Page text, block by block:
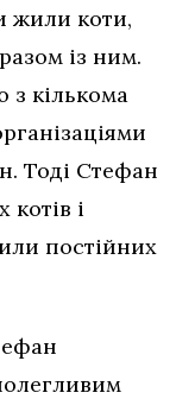
жили коти,
із ним.
з кількома
Тоді Стефан
і
постійних